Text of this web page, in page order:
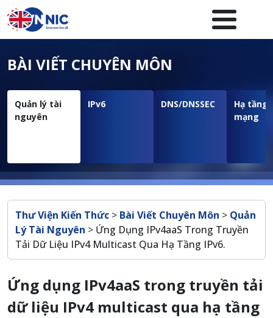
Nhảy đến nội dung
Menuheader của website
BÀI VIẾT CHUYÊN MÔN
Quản lý tài
nguyên
IPv6 DNS/DNSSEC
Hạ tầng
mạng
Breadcrumb
Thư Viện Kiến Thức > Bài Viết Chuyên Môn > Quản
Lý Tài Nguyên > Ứng Dụng IPv4aaS Trong Truyền
Tải Dữ Liệu IPv4 Multicast Qua Hạ Tầng IPv6.
Ứng dụng IPv4aaS trong truyền tải
dữ liệu IPv4 multicast qua hạ tầng